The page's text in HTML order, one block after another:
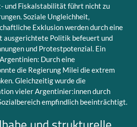
und Fiskalstabilität führt nicht zu
Soziale Ungleichheit,
Exklusion werden durch eine
ausgerichtete Politik befeuert und
und Protestpotenzial. Ein
Durch eine
die Regierung Milei die extrem
Gleichzeitig wurde die
vieler Argentinier:innen durch
empfindlich beeinträchtigt.